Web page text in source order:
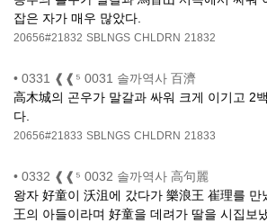
잡은 자가 매우 많았다.
20656#21832 SBLNGS CHLDRN 21832
• 0331 ❰❰⁵ 0031 솔까역사 百濟
高木城의 곤우가 말갈과 싸워 크게 이기고 2
다.
20656#21833 SBLNGS CHLDRN 21833
• 0332 ❰❰⁵ 0032 솔까역사 高句麗
왕자 好童이 沃沮에 갔다가 樂浪王 崔理를 만
王의 아들이라며 好童을 데려가 딸을 시집보